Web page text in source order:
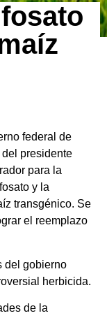
federal de
presidente
para la
y la
transgénico. Se
el reemplazo
del gobierno
herbicida.
de la